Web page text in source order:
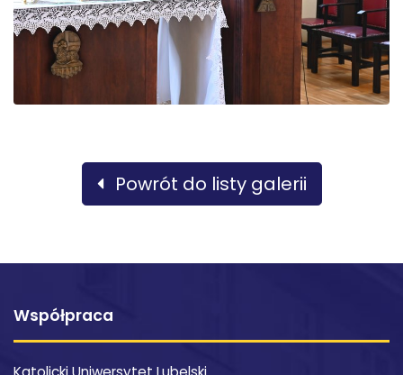
Powrót do listy galerii
Współpraca